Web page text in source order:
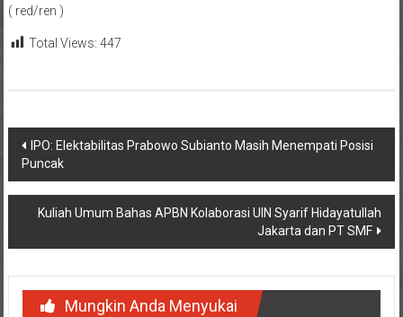
( red/ren )
Total Views: 447
Navigasi
pos
IPO: Elektabilitas Prabowo Subianto Masih Menempati Posisi
Puncak
Kuliah Umum Bahas APBN Kolaborasi UIN Syarif Hidayatullah
Jakarta dan PT SMF
Mungkin Anda Menyukai